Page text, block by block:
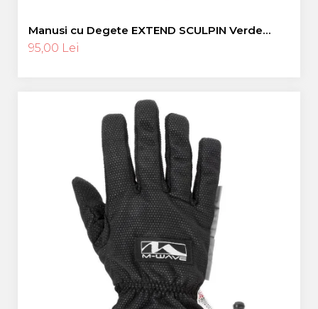
Manusi cu Degete EXTEND SCULPIN Verde
Neon L
95,00 Lei